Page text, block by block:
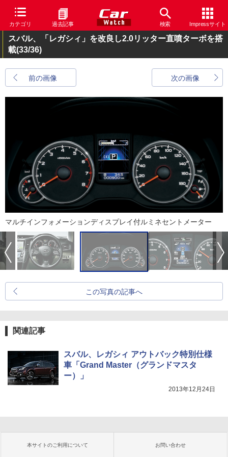
カテゴリ 過去記事 検索 Impressサイト
スバル、「レガシィ」を改良し2.0リッター直噴ターボを搭
載(33/36)
前の画像 次の画像
マルチインフォメーションディスプレイ付ルミネセントメーター
この写真の記事へ
関連記事
スバル、レガシィ アウトバック特別仕様
車「Grand Master（グランドマスタ
ー）」
2013年12月24日
本サイトのご利用について お問い合わせ